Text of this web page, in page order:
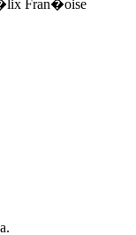
Fran�oise